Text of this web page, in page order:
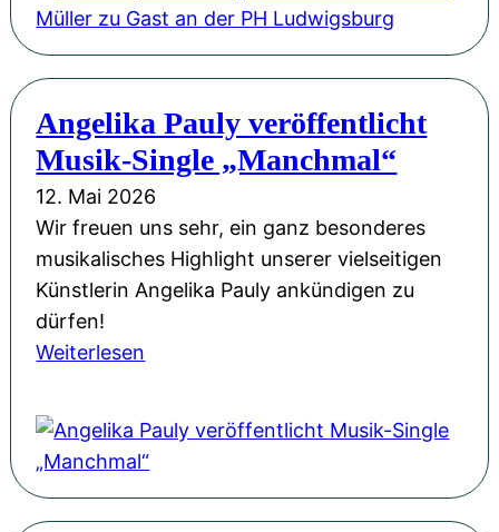
i
n
M
ü
l
l
g
e
i
a
n
k
e
n
s
p
i
e
l
i
n
e
k
b
l
c
k
e
,
d
i
e
g
e
Angelika Pauly veröffentlicht
Musik-Single „Manchmal“
12. Mai 2026
Wir freuen uns sehr, ein ganz besonderes
musikalisches Highlight unserer vielseitigen
Künstlerin Angelika Pauly ankündigen zu
dürfen!
Weiterlesen
g
e